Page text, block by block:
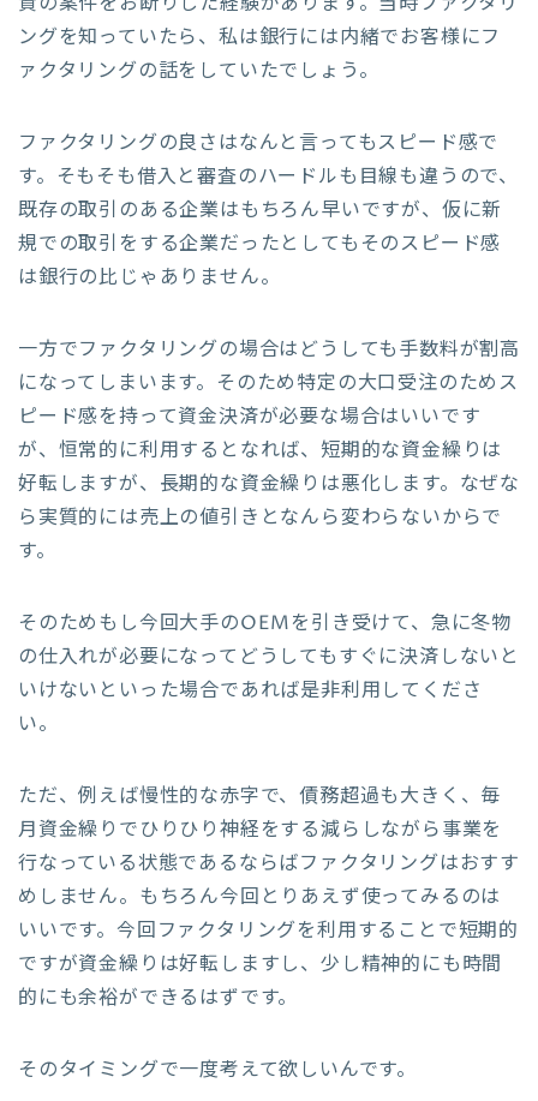
ングを知っていたら、私は銀行には内緒でお客様にフ
ァクタリングの話をしていたでしょう。
ファクタリングの良さはなんと言ってもスピード感で
す。そもそも借入と審査のハードルも目線も違うので、
既存の取引のある企業はもちろん早いですが、仮に新
規での取引をする企業だったとしてもそのスピード感
は銀行の比じゃありません。
一方でファクタリングの場合はどうしても手数料が割高
になってしまいます。そのため特定の大口受注のためス
ピード感を持って資金決済が必要な場合はいいです
が、恒常的に利用するとなれば、短期的な資金繰りは
好転しますが、長期的な資金繰りは悪化します。なぜな
ら実質的には売上の値引きとなんら変わらないからで
す。
そのためもし今回大手のOEMを引き受けて、急に冬物
の仕入れが必要になってどうしてもすぐに決済しないと
いけないといった場合であれば是非利用してくださ
い。
ただ、例えば慢性的な赤字で、債務超過も大きく、毎
月資金繰りでひりひり神経をする減らしながら事業を
行なっている状態であるならばファクタリングはおすす
めしません。もちろん今回とりあえず使ってみるのは
いいです。今回ファクタリングを利用することで短期的
ですが資金繰りは好転しますし、少し精神的にも時間
的にも余裕ができるはずです。
そのタイミングで一度考えて欲しいんです。